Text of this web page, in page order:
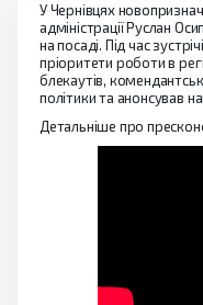
У Чернівцях
адміністрації Руслан
на посаді. Під час
пріоритети роботи в
блекаутів,
політики та анонсував
Детальніше про